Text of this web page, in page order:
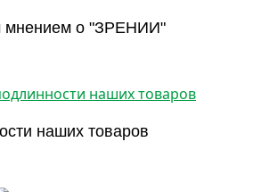
мнением о "ЗРЕНИИ"
наших товаров